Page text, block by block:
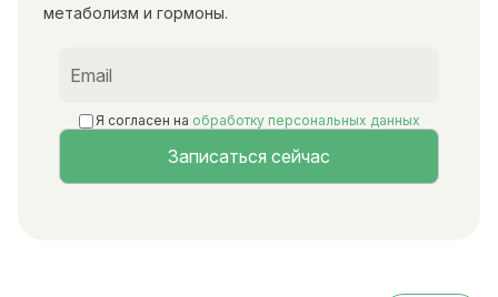
метаболизм и гормоны.
Я согласен на обработку персональных данных